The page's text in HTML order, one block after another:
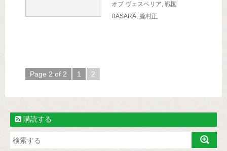
オブ ヴェスペリア, 戦国
BASARA, 朧村正
Page 2 of 2 1 2
購読する